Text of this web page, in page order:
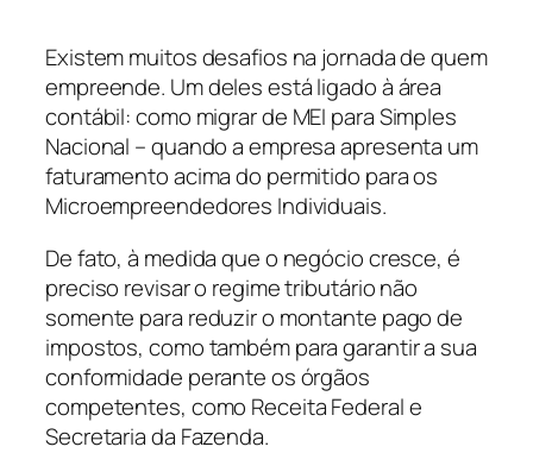
Existem muitos desafios na jornada de quem
empreende. Um deles está ligado à área
contábil: como migrar de MEI para Simples
Nacional – quando a empresa apresenta um
faturamento acima do permitido para os
Microempreendedores Individuais.
De fato, à medida que o negócio cresce, é
preciso revisar o regime tributário não
somente para reduzir o montante pago de
impostos, como também para garantir a sua
conformidade perante os órgãos
competentes, como Receita Federal e
Secretaria da Fazenda.